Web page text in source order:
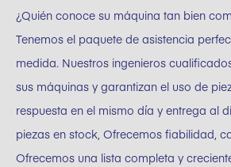
¿Quién conoce su máquina tan bien
Tenemos el paquete de asistencia
medida. Nuestros ingenieros
sus máquinas y garantizan el uso de
respuesta en el mismo día y entrega al
piezas en stock, Ofrecemos fiabilidad,
Ofrecemos una lista completa y